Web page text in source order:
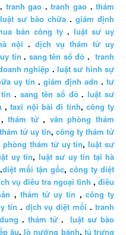
. tranh gao .tranh gao .thám
luật sư bào chữa . giám định
bán công ty. luật sư uy
nội .dịch vụ thám tử uy
tín . sang tên sổ đỏ .tranh
nghiệp .luật sư hình sự
uy tín .giám định adn .tư
.sang tên sổ đỏ.luật sư
,taxi nội bài đi tỉnh, công ty
,thám tử, văn phòng thám
thám tử uy tín, công ty thám tử
phòng thám tử uy tín,luật sư
uy tín, luật sư uy tín tại hà
.diệt mối tận gốc, công ty diệt
vụ điều tra ngoại tình ,điều
, thám tử uy tín , công ty
tín . dịch vụ diệt mối .tranh
. thám tử.luật sư bào
âu,lò nướng bánh, tủ trưng